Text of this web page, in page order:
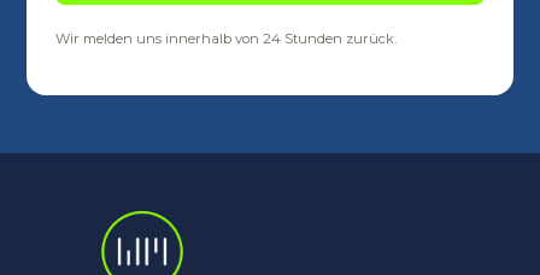
Wir melden uns innerhalb von 24 Stunden zurück.